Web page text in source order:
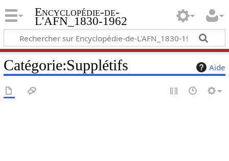
Encyclopédie-de-
L'AFN_1830-1962
Aide
Catégorie:Supplétifs